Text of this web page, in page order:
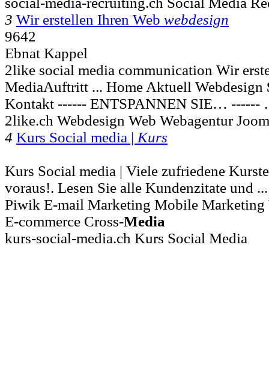
3 Wir erstellen Ihren Web webdesign
9642
Ebnat Kappel
2like social media communication Wir
MediaAuftritt ... Home Aktuell Webdesign
Kontakt ------ ENTSPANNEN SIE… ------
2like.ch Webdesign Web Webagentur
4 Kurs Social media | Kurs
Kurs Social media | Viele zufriedene
voraus!. Lesen Sie alle Kundenzitate und
Piwik E-mail Marketing Mobile Marketing
E-commerce Cross-Media
kurs-social-media.ch Kurs Social Media